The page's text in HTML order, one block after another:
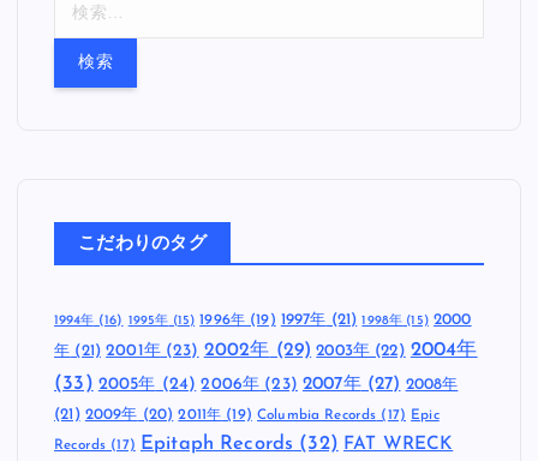
こだわりのタグ
1994年(16) 1995年 (15) 1996年(19) 1997年 (21) 1998年 (15) 2000
年 (21) 2001年(23) 2002年 (29) 2003年 (22) 2004年
(33) 2005年 (24) 2006年 (23) 2007年(27) 2008年
(21) 2009年 (20) 2011年 (19) Columbia Records (17) Epic
Records (17) Epitaph Records (32) FAT WRECK